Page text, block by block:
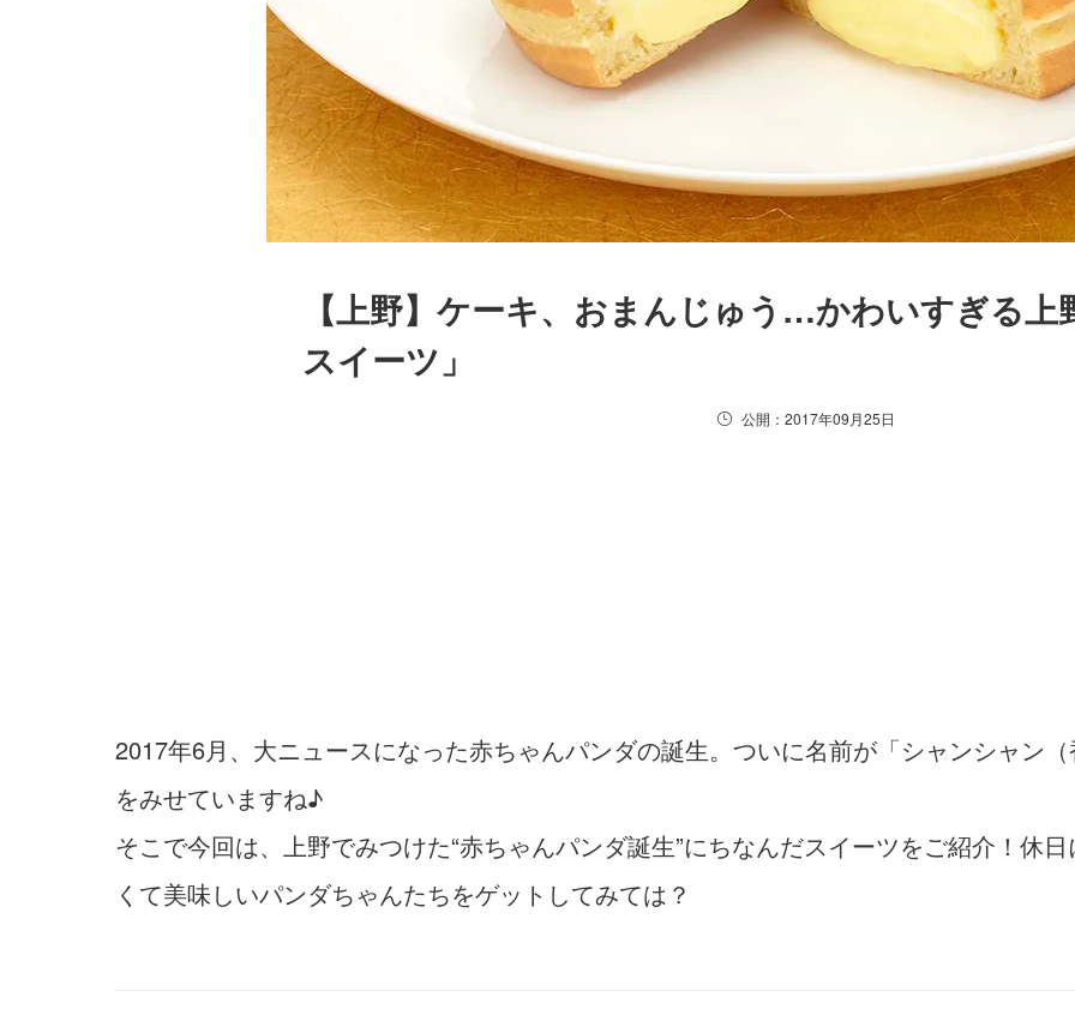
【上野】ケーキ、おまんじゅう…かわいすぎる上
スイーツ」
公開：2017年09月25日
2017年6月、大ニュースになった赤ちゃんパンダの誕生。ついに名前が「シャンシャン
をみせていますね♪
そこで今回は、上野でみつけた“赤ちゃんパンダ誕生”にちなんだスイーツをご紹介！休
くて美味しいパンダちゃんたちをゲットしてみては？